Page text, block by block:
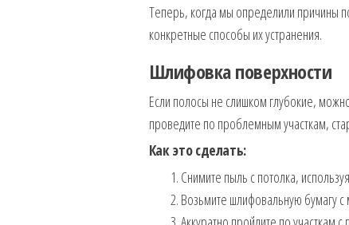
Теперь, когда мы определили причины
конкретные способы их устранения.
Шлифовка поверхности
Если полосы не слишком глубокие,
проведите по проблемным участкам,
Как это сделать:
Снимите пыль с потолка,
Возьмите шлифовальную бумагу